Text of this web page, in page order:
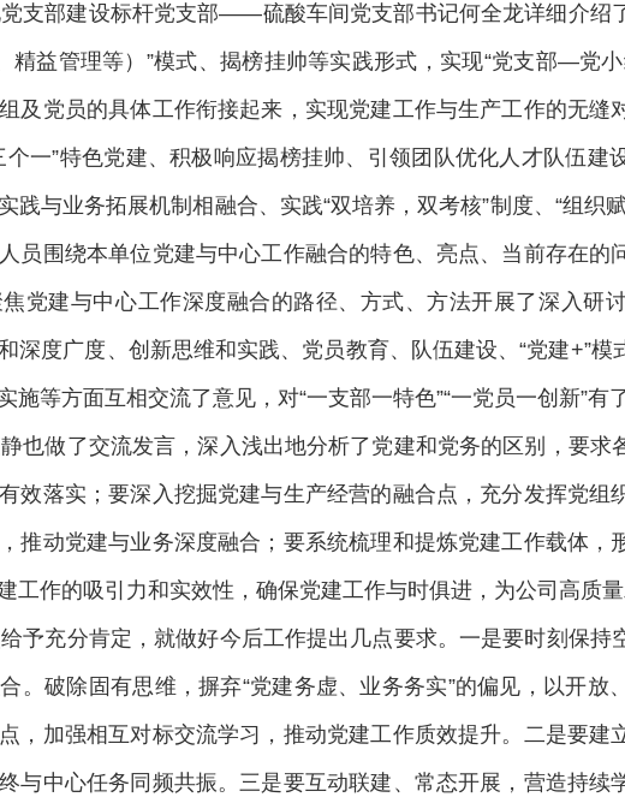
支部建设标杆党支部——硫酸车间党支部书记何全龙详细介绍
精益管理等）”模式、揭榜挂帅等实践形式，实现“党支部—党
及党员的具体工作衔接起来，实现党建工作与生产工作的无缝
个一”特色党建、积极响应揭榜挂帅、引领团队优化人才队伍建
践与业务拓展机制相融合、实践“双培养，双考核”制度、“组织
员围绕本单位党建与中心工作融合的特色、亮点、当前存在的
党建与中心工作深度融合的路径、方式、方法开展了深入研
深度广度、创新思维和实践、党员教育、队伍建设、“党建+”模
施等方面互相交流了意见，对“一支部一特色”“一党员一创新”有
也做了交流发言，深入浅出地分析了党建和党务的区别，要求
效落实；要深入挖掘党建与生产经营的融合点，充分发挥党组
推动党建与业务深度融合；要系统梳理和提炼党建工作载体，
工作的吸引力和实效性，确保党建工作与时俱进，为公司高质量
予充分肯定，就做好今后工作提出几点要求。一是要时刻保持
。破除固有思维，摒弃“党建务虚、业务务实”的偏见，以开放
，加强相互对标交流学习，推动党建工作质效提升。二是要建
与中心任务同频共振。三是要互动联建、常态开展，营造持续